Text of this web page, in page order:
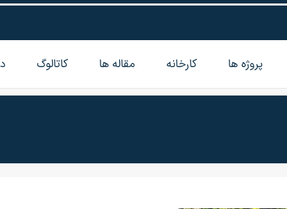
پروژه ها کارخانه مقاله‌ ها کاتالوگ